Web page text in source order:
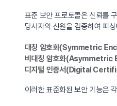
표준 보안 프로토콜은 신뢰를
당사자의 신원을 검증하여 피
대칭 암호화(Symmetric
비대칭 암호화
디지털 인증서(Digital
이러한 표준화된 보안 기능은